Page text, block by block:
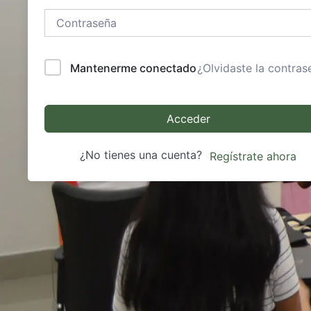
Mantenerme conectado¿Olvidaste la
Acceder
¿No tienes una cuenta? Regístrate ahora